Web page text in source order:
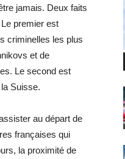
jamais. Deux faits
Le premier est
criminelles les plus
et de
Le second est
Suisse.
au départ de
françaises qui
la proximité de